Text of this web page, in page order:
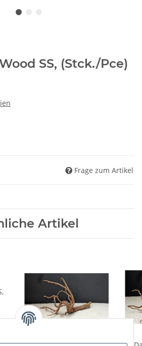
SS, (Stck./Pce)
Frage zum Artikel
Artikel